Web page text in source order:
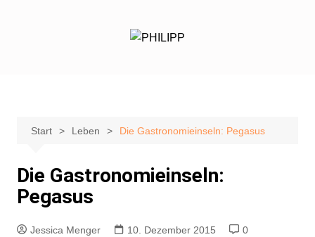
Start Leben Die Gastronomieinseln: Pegasus
Die Gastronomieinseln:
Pegasus
Jessica Menger 10. Dezember 2015
0